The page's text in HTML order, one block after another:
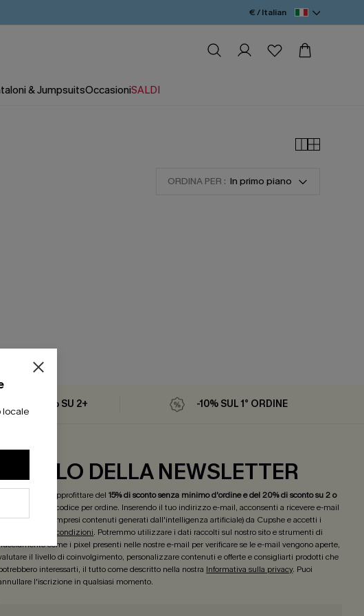
€ / Italian
& JumpsuitsOccasioniSALDI
ORDINA PER : In primo piano
locale
-15% | 20% SU 2+ -10% SUL 1° ORDINE
REGALO DELLA NEWSLETTER
Iscriviti ora per approfittare del15% di sconto senza minimo d'ordine e del 20% di sconto su 2 o
! *Un codice per ordine. Inserendo il tuo indirizzo e-mail, acconsenti a ricevere e-mail
marketing (compresi contenuti generati dall'intelligenza artificiale) da Cupshe e accetti i
Termini e condizioni. Potremmo utilizzare i dati raccolti sul nostro sito e strumenti di
come i pixel presenti nelle nostre e-mail per verificare se le e-mail vengono aperte,
il livello di coinvolgimento, personalizzare contenuti e offerte e consigliarti prodotti che
interessarti, il tutto come descritto nella nostra Informativa sulla privacy. Puoi
l'iscrizione in qualsiasi momento.